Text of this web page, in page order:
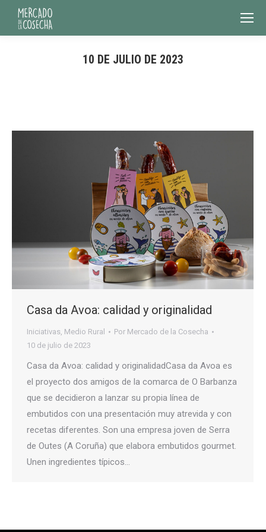
10 DE JULIO DE 2023
Casa da Avoa: calidad y originalidad
Iniciativas, Medio Rural Por Mercado de la Cosecha
10 de julio de 2023
Casa da Avoa: calidad y originalidadCasa da Avoa es
el proyecto dos amigos de la comarca de O Barbanza
que se decidieron a lanzar su propia línea de
embutidos con una presentación muy atrevida y con
recetas diferentes. Son una empresa joven de Serra
de Outes (A Coruña) que elabora embutidos gourmet.
Unen ingredientes típicos…